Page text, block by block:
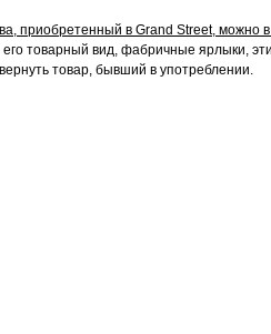
приобретенный в Grand Street, можно
товарный вид, фабричные ярлыки,
товар, бывший в употреблении.